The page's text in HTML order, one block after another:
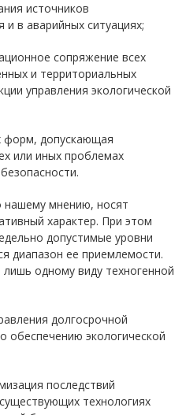
источников
и в аварийных ситуациях;
сопряжение всех
и территориальных
управления экологической
форм, допускающая
или иных проблемах
мнению, носят
характер. При этом
допустимые уровни
диапазон ее приемлемости.
одному виду техногенной
долгосрочной
обеспечению экологической
последствий
технологиях